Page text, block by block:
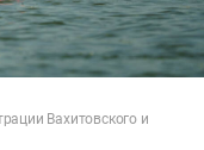
Вахитовского и